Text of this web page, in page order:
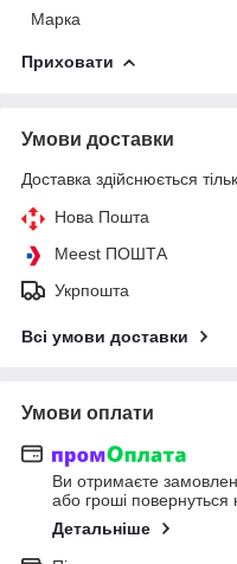
Марка
Приховати
Умови доставки
Доставка здійснюється
Нова Пошта
Meest ПОШТА
Укрпошта
Всі умови доставки
Умови оплати
Ви отримаєте
або гроші повернуться
Детальніше